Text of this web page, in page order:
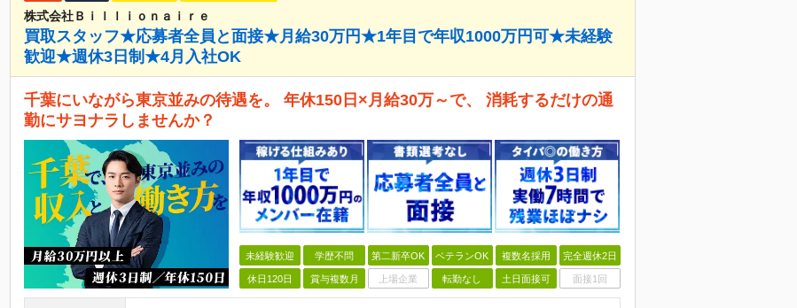
株式会社Ｂｉｌｌｉｏｎａｉｒｅ
買取スタッフ★応募者全員と面接★月給30万円★1年目で年収1000万円可★未経験
歓迎★週休3日制★4月入社OK
千葉にいながら東京並みの待遇を。 年休150日×月給30万～で、 消耗するだけの通
勤にサヨナラしませんか？
未経験歓迎 学歴不問 第二新卒OK ベテランOK 複数名採用 完全週休2日
休日120日 賞与複数月 上場企業 転勤なし 土日面接可 面接1回